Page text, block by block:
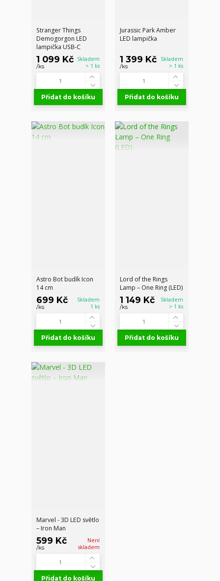
Stranger Things
Demogorgon LED
lampička USB-C
1 099 Kč
/ks
Skladem
> 1 ks
Přidat do košíku
Jurassic Park Amber
LED lampička
1 399 Kč
/ks
Skladem
> 1 ks
Přidat do košíku
Astro Bot budík Icon
14 cm
699 Kč
/ks
Skladem
1 ks
Přidat do košíku
Lord of the Rings
Lamp – One Ring (LED)
1 149 Kč
/ks
Skladem
> 1 ks
Přidat do košíku
Marvel - 3D LED světlo
– Iron Man
599 Kč
/ks
Není
skladem
Přidat do košíku